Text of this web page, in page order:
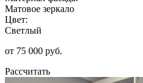
Матовое зеркало
Цвет:
Светлый
от 75 000 руб.
Рассчитать